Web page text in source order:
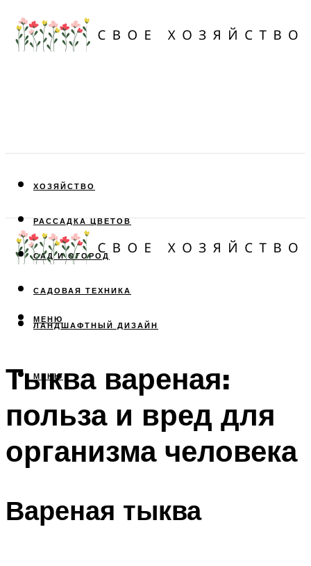
ХОЗЯЙСТВО
РАССАДКА ЦВЕТОВ
САД И ОГОРОД
САДОВАЯ ТЕХНИКА
ЛАНДШАФТНЫЙ ДИЗАЙН
МЕНЮ
МЕНЮ
Тыква вареная:
польза и вред для
организма человека
Вареная тыква